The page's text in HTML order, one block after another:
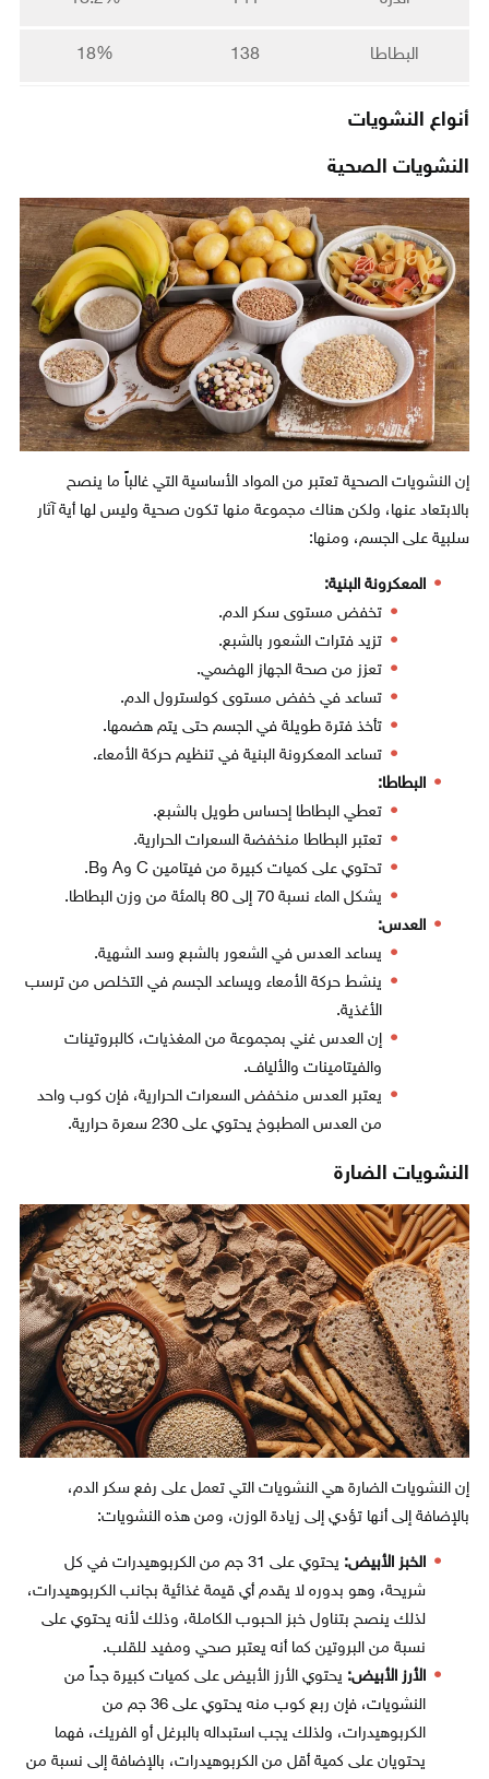
البطاطا 138
18%
أنواع النشويات
النشويات الصحية
إن النشويات الصحية تعتبر من المواد الأساسية التي غالباً ما ينصح
بالابتعاد عنها، ولكن هناك مجموعة منها تكون صحية وليس لها أية آثار
سلبية على الجسم، ومنها:
المعكرونة البنية:
تخفض مستوى سكر الدم.
تزيد فترات الشعور بالشبع.
تعزز من صحة الجهاز الهضمي.
تساعد في خفض مستوى كولسترول الدم.
تأخذ فترة طويلة في الجسم حتى يتم هضمها.
تساعد المعكرونة البنية في تنظيم حركة الأمعاء.
البطاطا:
تعطي البطاطا إحساس طويل بالشبع.
تعتبر البطاطا منخفضة السعرات الحرارية.
تحتوي على كميات كبيرة من فيتامين C وA وB.
يشكل الماء نسبة 70 إلى 80 بالمئة من وزن البطاطا.
العدس:
يساعد العدس في الشعور بالشبع وسد الشهية.
ينشط حركة الأمعاء ويساعد الجسم في التخلص من ترسب
الأغذية.
إن العدس غني بمجموعة من المغذيات، كالبروتينات
والفيتامينات والألياف.
يعتبر العدس منخفض السعرات الحرارية، فإن كوب واحد
من العدس المطبوخ يحتوي على 230 سعرة حرارية.
النشويات الضارة
إن النشويات الضارة هي النشويات التي تعمل على رفع سكر الدم،
بالإضافة إلى أنها تؤدي إلى زيادة الوزن، ومن هذه النشويات:
الخبز الأبيض:
يحتوي على 31 جم من الكربوهيدرات في كل
شريحة، وهو بدوره لا يقدم أي قيمة غذائية بجانب الكربوهيدرات،
لذلك ينصح بتناول خبز الحبوب الكاملة، وذلك لأنه يحتوي على
نسبة من البروتين كما أنه يعتبر صحي ومفيد للقلب.
الأرز الأبيض: يحتوي الأرز الأبيض على كميات كبيرة جداً من
النشويات، فإن ربع كوب منه يحتوي على 36 جم من
الكربوهيدرات، ولذلك يجب استبداله بالبرغل أو الفريك، فهما
يحتويان على كمية أقل من الكربوهيدرات، بالإضافة إلى نسبة من